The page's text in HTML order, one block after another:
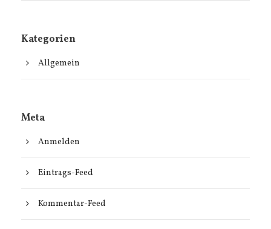
Kategorien
Allgemein
Meta
Anmelden
Eintrags-Feed
Kommentar-Feed